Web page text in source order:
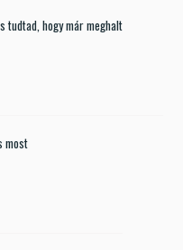
tudtad, hogy már meghalt
most